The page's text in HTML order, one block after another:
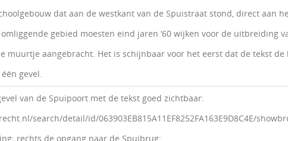
dat aan de westkant van de Spuistraat stond, direct aan
gebied moesten eind jaren ‘60 wijken voor de uitbreiding
muurtje aangebracht. Het is schijnbaar voor het eerst dat de tekst
gevel.
van de Spuipoort met de tekst goed zichtbaar:
search/detail/id/063903EB815A11EF8252FA163E9D8C4E/
rechts de opgang naar de Spuibrug: